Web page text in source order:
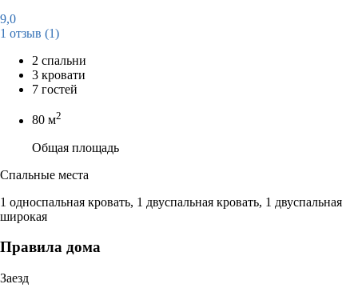
9,0
1 отзыв (1)
2 спальни
3 кровати
7 гостей
80 м2
Общая площадь
Спальные места
1 односпальная кровать, 1 двуспальная кровать, 1 двуспальная
широкая
Правила дома
Заезд